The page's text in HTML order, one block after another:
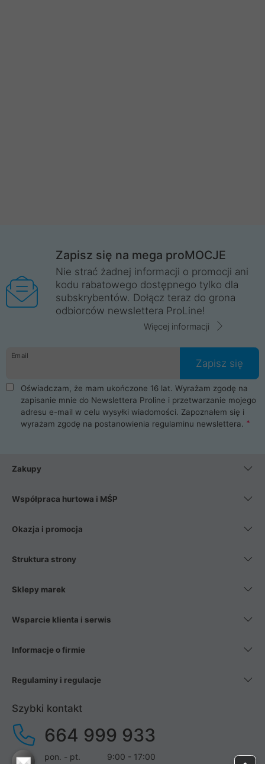
Zapisz się na mega proMOCJE
Nie strać żadnej informacji o promocji ani
kodu rabatowego dostępnego tylko dla
subskrybentów. Dołącz teraz do grona
odbiorców newslettera ProLine!
Więcej informacji
Email
Zapisz się
Oświadczam, że mam ukończone 16 lat. Wyrażam zgodę na
zapisanie mnie do Newslettera Proline i przetwarzanie mojego
adresu e-mail w celu wysyłki wiadomości. Zapoznałem się i
wyrażam zgodę na postanowienia regulaminu newslettera.
Zakupy
Współpraca hurtowa i MŚP
Okazja i promocja
Struktura strony
Sklepy marek
Wsparcie klienta i serwis
Informacje o firmie
Regulaminy i regulacje
Szybki kontakt
664 999 933
pon. - pt. 9:00 - 17:00